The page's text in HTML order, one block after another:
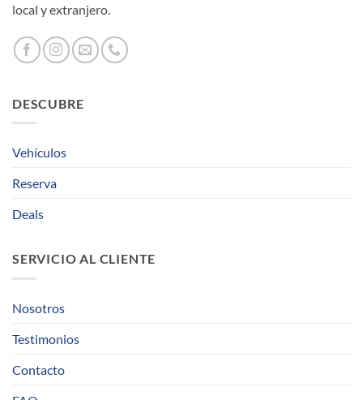
local y extranjero.
DESCUBRE
Vehículos
Reserva
Deals
SERVICIO AL CLIENTE
Nosotros
Testimonios
Contacto